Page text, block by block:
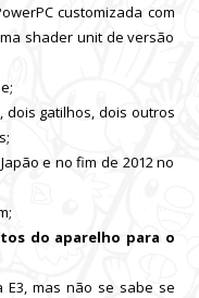
customizada com
shader unit de versão
dois gatilhos, dois outros
e no fim de 2012 no
do aparelho para o
mas não se sabe se